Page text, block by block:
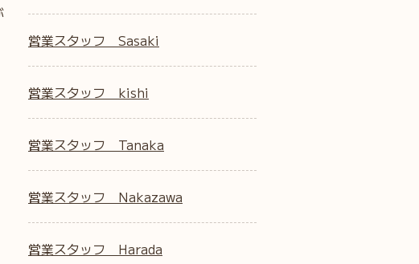
営業スタッフ Sasaki
営業スタッフ kishi
営業スタッフ Tanaka
営業スタッフ Nakazawa
営業スタッフ Harada